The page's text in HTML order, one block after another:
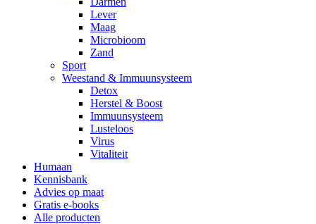
Lever
Maag
Microbioom
Zand
Sport
Weestand & Immuunsysteem
Detox
Herstel & Boost
Immuunsysteem
Lusteloos
Virus
Vitaliteit
Humaan
Kennisbank
Advies op maat
Gratis e-books
Alle producten